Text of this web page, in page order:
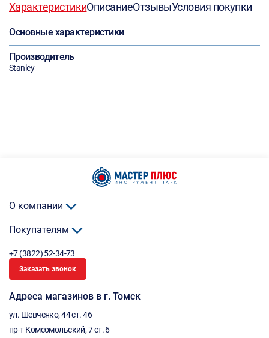
ХарактеристикиОписаниеОтзывыУсловия покупки
Основные характеристики
Производитель
Stanley
О компании
Покупателям
+7 (3822) 52-34-73
Заказать звонок
Адреса магазинов в г. Томск
ул. Шевченко, 44 ст. 46
пр-т Комсомольский, 7 ст. 6